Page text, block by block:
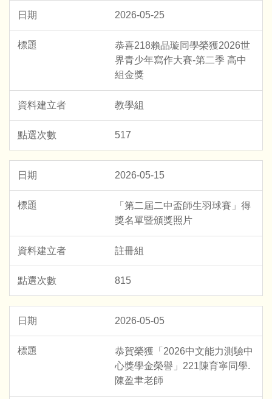
2026-05-25
恭喜218賴品璇同學榮獲2026世
界青少年寫作大賽-第二季 高中
組金獎
教學組
517
2026-05-15
「第二屆二中盃師生羽球賽」得
獎名單暨頒獎照片
註冊組
815
2026-05-05
恭賀榮獲「2026中文能力測驗中
心獎學金榮譽」221陳育寧同學.
陳盈聿老師